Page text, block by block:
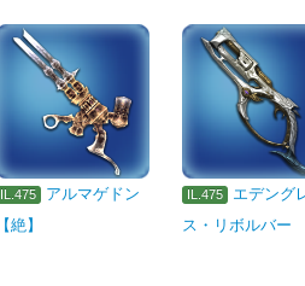
IL.475
アルマゲドン
【絶】
IL.475
エデング
ス・リボルバー